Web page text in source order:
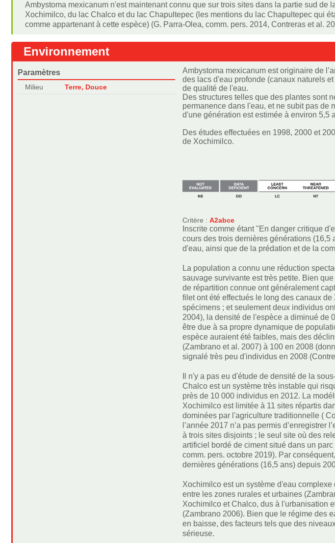
Ambystoma mexicanum n'est maintenant connu que sur trois sites dans la partie sud
Xochimilco, du lac Chalco et du lac Chapultepec (les mentions du lac Chapultepec qui
comme appartenant à cette espèce) (G. Parra-Olea, comm. pers. 2014, Contreras et al.
Environnement
Paramètres
Milieu Terre, Douce
Ambystoma mexicanum est originaire de
des lacs d'eau profonde (canaux naturels
de qualité de l'eau.
Des structures telles que des plantes sont
permanence dans l'eau, et ne subit pas de
d'une génération est estimée à environ 5,5
Des études effectuées en 1998, 2000 et
de Xochimilco.
Critère :A2abce
Inscrite comme étant "En danger critique
cours des trois dernières générations
d'eau, ainsi que de la prédation et de la
La population a connu une réduction
sauvage survivante est très petite. Bien
de répartition connue ont généralement
filet ont été effectués le long des canaux
spécimens ; et seulement deux individus
2004), la densité de l'espèce a diminué de
être due à sa propre dynamique de
espèce auraient été faibles, mais des
(Zambrano et al. 2007) à 100 en 2008
signalé très peu d'individus en 2008
Il n'y a pas eu d'étude de densité de la
Chalco est un système très instable qui
près de 10 000 individus en 2012. La
Xochimilco est limitée à 11 sites répartis
dominées par l'agriculture traditionnelle (
l’année 2017 n’a pas permis
à trois sites disjoints ; le seul site où des
artificiel bordé de ciment situé dans un
comm. pers. octobre 2019). Par
dernières générations (16,5 ans) depuis
Xochimilco est un système d'eau complexe
entre les zones rurales et urbaines
Xochimilco et Chalco, dus à l'urbanisation
(Zambrano 2006). Bien que le régime des
en baisse, des facteurs tels que des
sérieuse.